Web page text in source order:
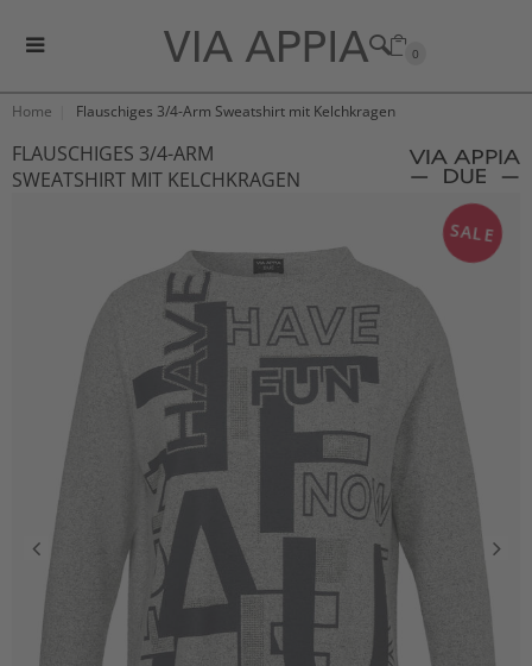
0
Home Flauschiges 3/4-Arm Sweatshirt mit Kelchkragen
FLAUSCHIGES 3/4-ARM
SWEATSHIRT MIT KELCHKRAGEN
SALE